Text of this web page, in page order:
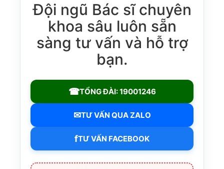
Đội ngũ Bác sĩ chuyên
khoa sâu luôn sẵn
sàng tư vấn và hỗ trợ
bạn.
☎TỔNG ĐÀI: 19001246
✉TƯ VẤN QUA ZALO
fTƯ VẤN FACEBOOK